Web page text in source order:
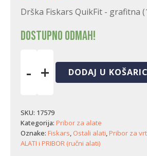
Drška Fiskars QuikFit - grafitna
Dostupno odmah!
-
-
grafitna
(1560
mm)
+ DODAJ U
SKU: 17579
Kategorija: Pribor za alate
Oznake: Fiskars, Ostali alati,Pribor za
ALATI i PRIBOR (ručni alati)